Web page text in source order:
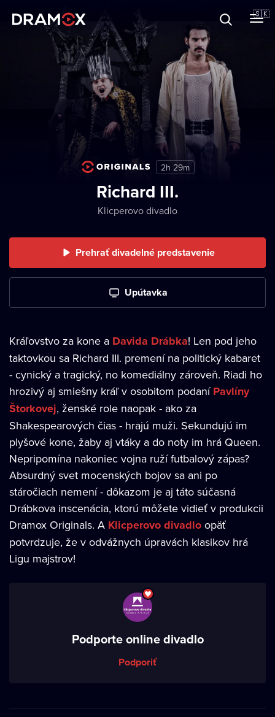
🇸🇰
Darčekové poukazy
Zaregistrujte sa
2h 29m
Richard III.
Klicperovo divadlo
Prehrať divadelné predstavenie
Upútavka
Kráľovstvo za kone a Davida Drábka! Len pod jeho
taktovkou sa Richard III. premení na politický kabaret
- cynický a tragický, no komediálny zároveň. Riadi ho
hrozivý aj smiešny kráľ v osobitom podaníPavlíny
Štorkovej, ženské role naopak - ako za
Shakespearových čias - hrajú muži. Sekundujú im
plyšové kone, žaby aj vtáky a do noty im hrá Queen.
Nepripomína nakoniec vojna ruží futbalový zápas?
Absurdný svet mocenských bojov sa ani po
stáročiach nemení - dôkazom je aj táto súčasná
Drábkova inscenácia, ktorú môžete vidieť v produkcii
Dramox Originals. A Klicperovo divadlo opäť
potvrdzuje, že v odvážnych úpravách klasikov hrá
Ligu majstrov!
Podporte online divadlo
Podporiť